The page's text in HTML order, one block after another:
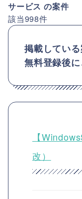
サービス の案件
該当998件
掲載してい
無料登録後
【
改）